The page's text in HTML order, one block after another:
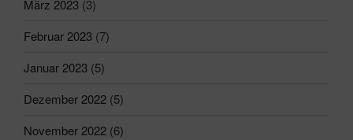
März 2023 (3)
Februar 2023 (7)
Januar 2023 (5)
Dezember 2022 (5)
November 2022 (6)